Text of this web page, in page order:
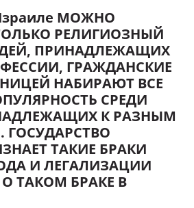
МОЖНО
РЕЛИГИОЗНЫЙ
ПРИНАДЛЕЖАЩИХ
ГРАЖДАНСКИЕ
НАБИРАЮТ ВСЕ
СРЕДИ
К РАЗНЫМ
ТАКИЕ БРАКИ
И ЛЕГАЛИЗАЦИИ
ТАКОМ БРАКЕ В